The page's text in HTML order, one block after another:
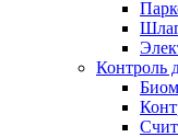
Контроль